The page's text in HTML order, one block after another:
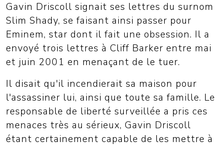
Gavin Driscoll signait ses lettres du surnom
Slim Shady, se faisant ainsi passer pour
Eminem, star dont il fait une obsession. Il a
envoyé trois lettres à Cliff Barker entre mai
et juin 2001 en menaçant de le tuer.
Il disait qu'il incendierait sa maison pour
l'assassiner lui, ainsi que toute sa famille. Le
responsable de liberté surveillée a pris ces
menaces très au sérieux, Gavin Driscoll
étant certainement capable de les mettre à